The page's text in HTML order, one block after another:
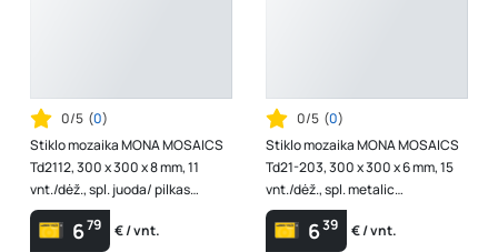
0/5 (0)
Stiklo mozaika MONA MOSAICS
Td2112, 300 x 300 x 8 mm, 11
vnt./dėž., spl. juoda/ pilkas
oniksas
679 € / vnt.
0/5 (0)
Stiklo mozaika MONA MOSAICS
Td21-203, 300 x 300 x 6 mm, 15
vnt./dėž., spl. metalic
lapai/sidabras
639 € / vnt.